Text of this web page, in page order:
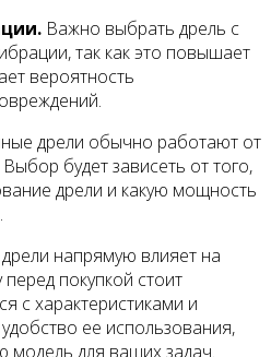
Важно выбрать дрель с
так как это повышает
вероятность
дрели обычно работают от
будет зависеть от того,
дрели и какую мощность
напрямую влияет на
покупкой стоит
с характеристиками и
ее использования,
модель для ваших задач.